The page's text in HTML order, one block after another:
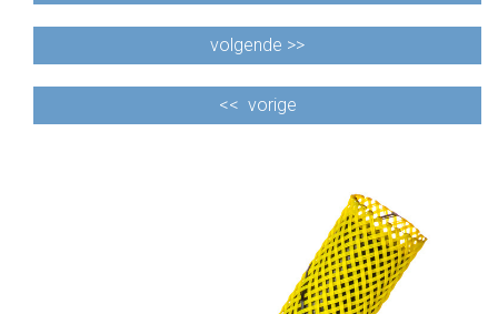
volgende >>
<< vorige